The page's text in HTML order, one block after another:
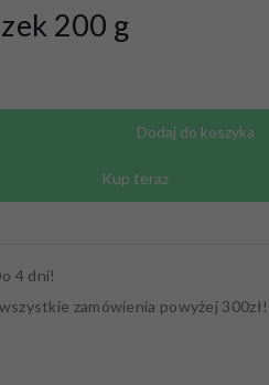
200 g
Dodaj do koszyka
Kup teraz
4 dni!
zamówienia powyżej 300zł!